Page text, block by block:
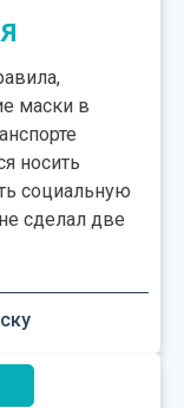
маски в
носить
социальную
сделал две